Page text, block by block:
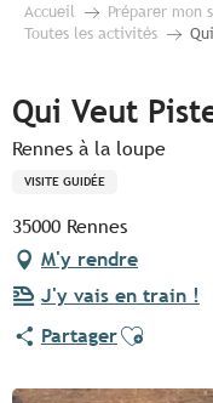
Accueil Préparer mon
Toutes les activités
Qui Veut
Rennes à la loupe
VISITE GUIDÉE
35000 Rennes
M'y rendre
J'y vais en train !
PartagerAjouter